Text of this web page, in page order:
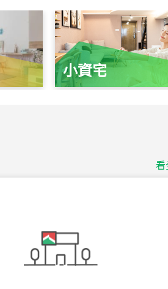
小資宅
台北市中山